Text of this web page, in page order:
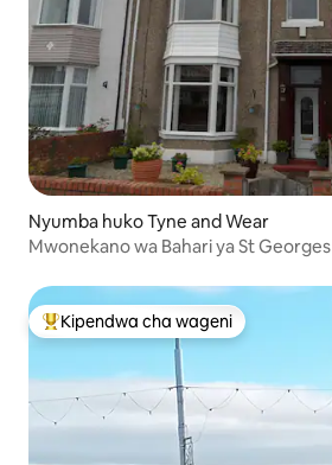
Nyumba huko Tyne and Wear
Mwonekano wa Bahari ya St Georges
Kipendwa maarufu cha wageni
Kipendwa cha wageni